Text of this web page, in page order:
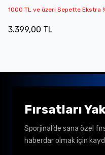
1000 TL ve üzeri Sepette Ekstra
3.399,00 TL
Fırsatları
Sporjinal’de sana özel
haberdar olmak için